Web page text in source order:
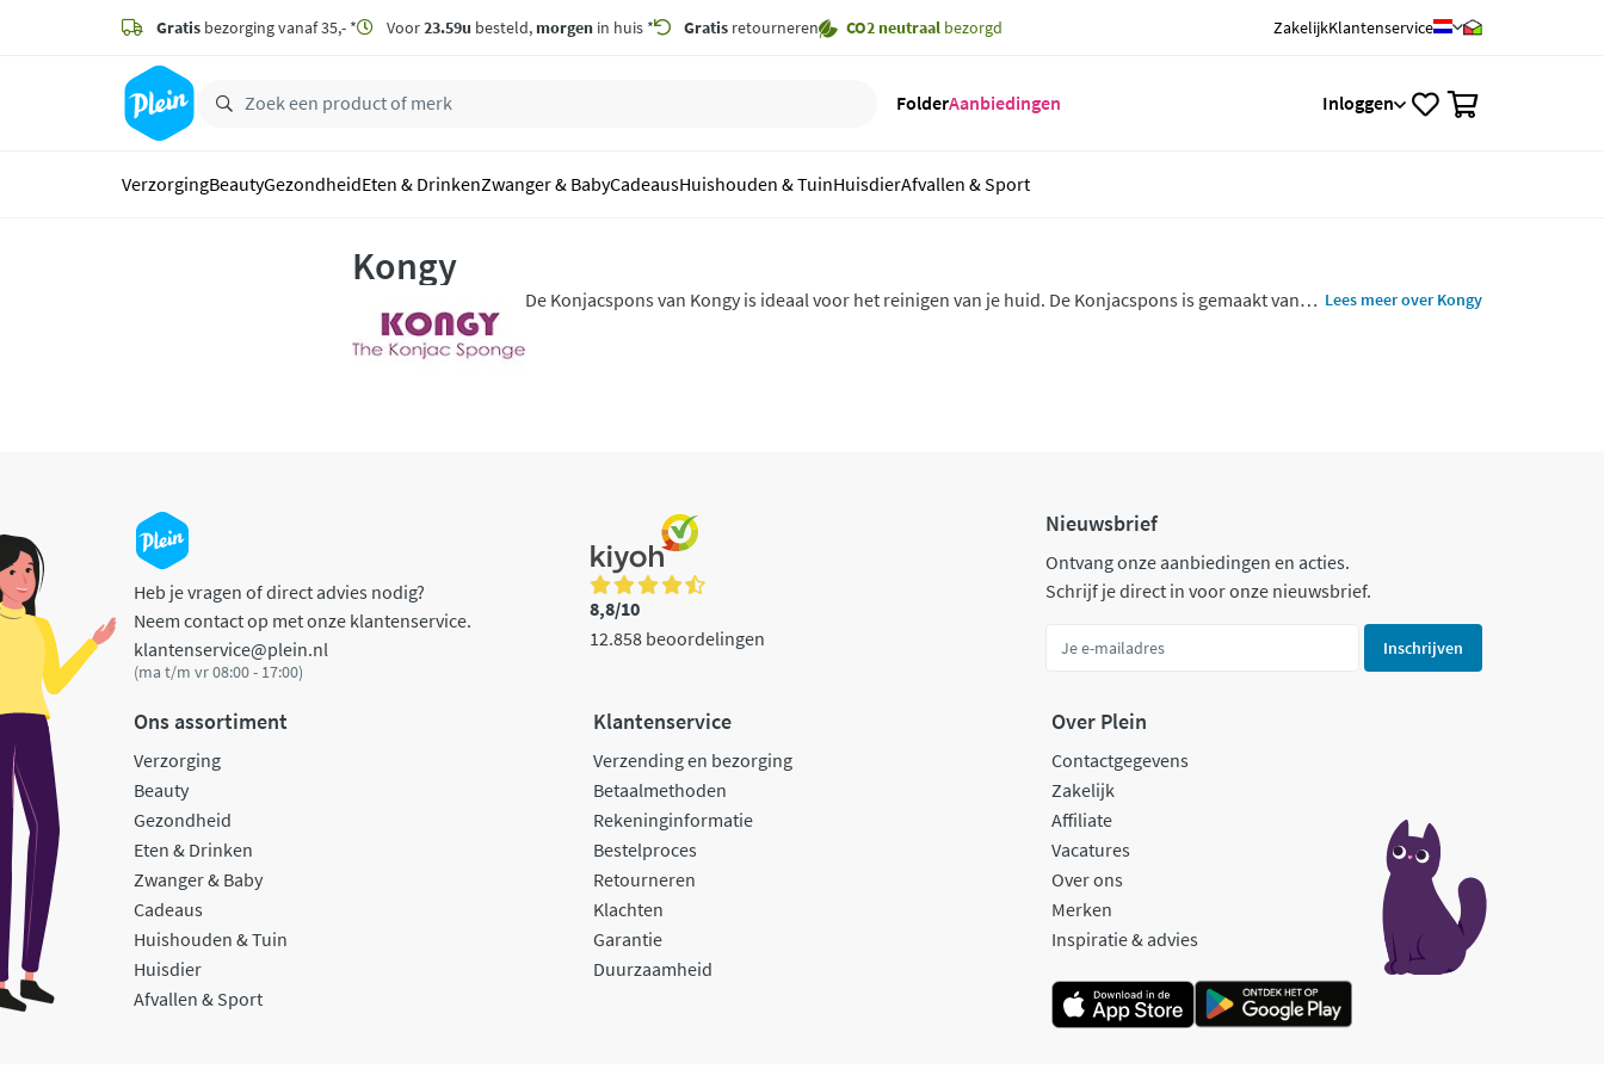
zoeken
hoofdinhoud
Gratis bezorging vanaf 35,- * Voor23.59u besteld, morgen in huis * Gratis retourneren CO2 neutraal bezorgd ZakelijkKlantenservice
FolderAanbiedingen Inloggen
VerzorgingBeautyGezondheidEten & DrinkenZwanger & BabyCadeausHuishouden & TuinHuisdierAfvallen & Sport
Kongy
De Konjacspons van Kongy is ideaal voor het reinigen van je huid. De Konjacspons is gemaakt van
Lees meer over Kongy
Heb je vragen of direct advies nodig?
Neem contact op met onze klantenservice.
klantenservice@plein.nl
(ma t/m vr 08:00 - 17:00)
8,8/10
12.858 beoordelingen
Nieuwsbrief
Ontvang onze aanbiedingen en acties.
Schrijf je direct in voor onze nieuwsbrief.
Inschrijven
Ons assortiment
Verzorging
Beauty
Gezondheid
Eten & Drinken
Zwanger & Baby
Cadeaus
Huishouden & Tuin
Huisdier
Afvallen & Sport
Klantenservice
Verzending en bezorging
Betaalmethoden
Rekeninginformatie
Bestelproces
Retourneren
Klachten
Garantie
Duurzaamheid
Over Plein
Contactgegevens
Zakelijk
Affiliate
Vacatures
Over ons
Merken
Inspiratie & advies